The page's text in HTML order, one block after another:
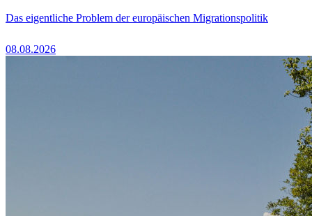
Das eigentliche Problem der europäischen Migrationspolitik
08.08.2026